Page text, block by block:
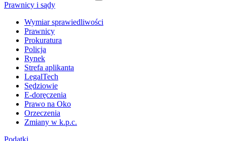
Prawnicy i sądy
Wymiar sprawiedliwości
Prawnicy
Prokuratura
Policja
Rynek
Strefa aplikanta
LegalTech
Sędziowie
E-doręczenia
Prawo na Oko
Orzeczenia
Zmiany w k.p.c.